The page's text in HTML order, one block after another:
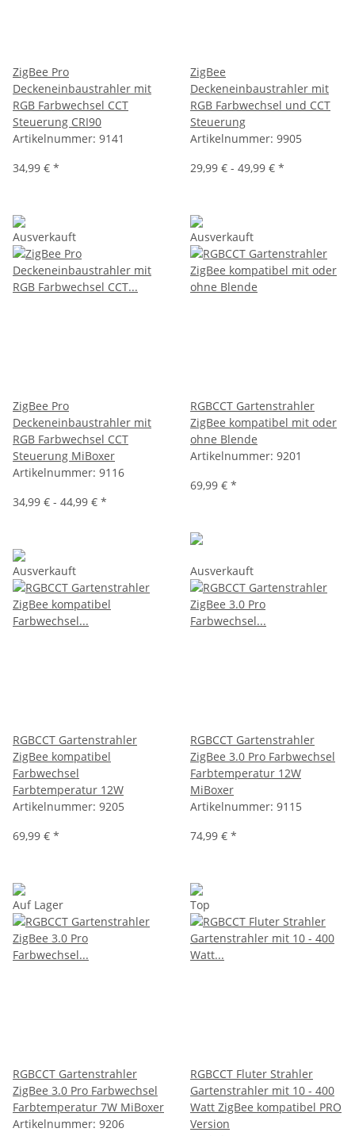
ZigBee Pro
Deckeneinbaustrahler mit
RGB Farbwechsel CCT
Steuerung CRI90
Artikelnummer: 9141
34,99 € *
ZigBee
Deckeneinbaustrahler mit
RGB Farbwechsel und CCT
Steuerung
Artikelnummer: 9905
29,99 € - 49,99 € *
Ausverkauft
ZigBee Pro
Deckeneinbaustrahler mit
RGB Farbwechsel CCT
Steuerung MiBoxer
Artikelnummer: 9116
34,99 € - 44,99 € *
Ausverkauft
RGBCCT Gartenstrahler
ZigBee kompatibel mit oder
ohne Blende
Artikelnummer: 9201
69,99 € *
Ausverkauft
RGBCCT Gartenstrahler
ZigBee kompatibel
Farbwechsel
Farbtemperatur 12W
Artikelnummer: 9205
69,99 € *
Ausverkauft
RGBCCT Gartenstrahler
ZigBee 3.0 Pro Farbwechsel
Farbtemperatur 12W
MiBoxer
Artikelnummer: 9115
74,99 € *
Auf Lager
RGBCCT Gartenstrahler
ZigBee 3.0 Pro Farbwechsel
Farbtemperatur 7W MiBoxer
Artikelnummer: 9206
Top
RGBCCT Fluter Strahler
Gartenstrahler mit 10 - 400
Watt ZigBee kompatibel PRO
Version